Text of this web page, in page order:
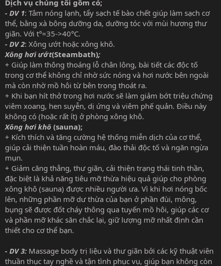
r
t
e
r
Dịch vụ chúng tôi gồm có;
- DV 1: Tắm nóng lạnh, tẩy sạch tế bào chết giúp làm sạch cơ
thể, bằng xà bông dưỡng da, dưỡng tóc với mùi hương thư
giãn. Với t°=35->40°C.
- DV 2: Xông ướt hoặc xông khô.
Xông hơi ướt(Steambath);
+ Giúp làm thông thoáng lỗ chân lông, bài tiết các độc tố
trong cơ thể không chỉ nhờ sức nóng và hơi nước bên ngoài
mà còn nhờ mồ hôi từ bên trong thoát ra.
+ Khi bạn hít thở trong hơi nước sẽ làm giảm bớt triệu chứng
viêm xoang, hen suyễn, dị ứng và viêm phế quản. Điều này
không có (hoặc rất ít) ở phòng xông khô.
Xông hơi khô (sauna);
+ Kích thích và tăng cường hệ thống miễn dịch của cơ thể,
giúp cải thiện tuần hoàn máu, đào thải độc tố và ngăn ngừa
mụn.
+ Giảm căng thẳng, thư giãn, cải thiện trạng thái tinh thần,
đặc biệt là khả năng tiêu mỡ thừa hiệu quả giúp cho phòng
xông khô (sauna) được nhiều người ưa. Vì khi hơi nóng bốc
lên, những phần mỡ dư thừa của bạn ở phần đùi, mông,
bụng sẽ được đốt cháy thông qua tuyến mồ hôi, giúp các cơ
và phần mỡ khác săn chắc lại, giữ lượng mỡ nhất định cần
thiết cho cơ thể bạn.
- DV 3: Massage body trị liệu và thư giãn bởi các kỹ thuật viên
thuần thục tay nghề và tận tình phục vụ, giúp bạn không còn